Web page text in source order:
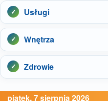
Usługi
Wnętrza
Zdrowie
piątek, 7 sierpnia 2026